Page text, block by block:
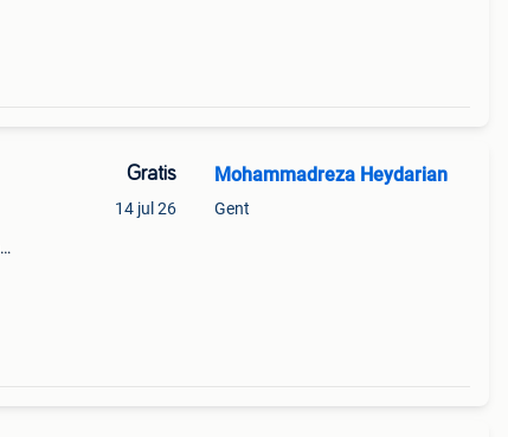
Gratis
14 jul 26
Mohammadreza Heydarian
Gent